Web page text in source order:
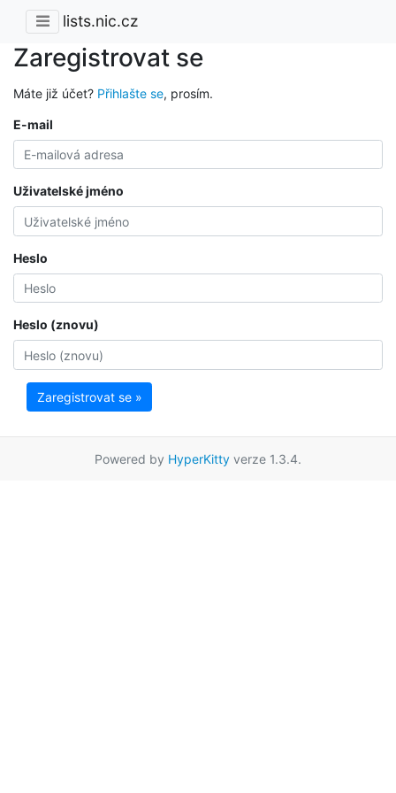
lists.nic.cz
Zaregistrovat se
Máte již účet? Přihlašte se, prosím.
E-mail
Uživatelské jméno
Heslo
Heslo (znovu)
Zaregistrovat se »
Powered by HyperKitty verze 1.3.4.